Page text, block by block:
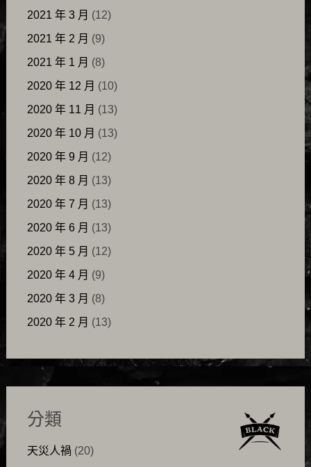
2021 年 3 月 (12)
2021 年 2 月 (9)
2021 年 1 月 (8)
2020 年 12 月 (10)
2020 年 11 月 (13)
2020 年 10 月 (13)
2020 年 9 月 (12)
2020 年 8 月 (13)
2020 年 7 月 (13)
2020 年 6 月 (13)
2020 年 5 月 (12)
2020 年 4 月 (9)
2020 年 3 月 (8)
2020 年 2 月 (13)
分類
天災人禍 (20)